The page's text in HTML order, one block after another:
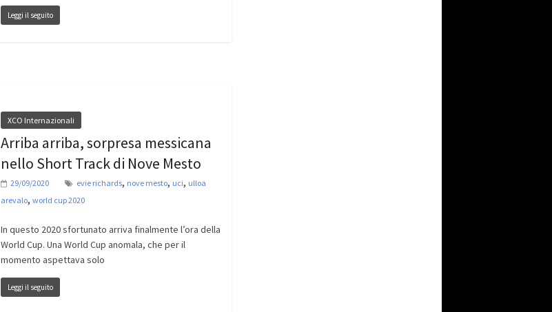
Leggi il seguito
XCO Internazionali
Arriba arriba, sorpresa messicana
nello Short Track di Nove Mesto
29/09/2020 evie richards, nove mesto, uci, ulloa
arevalo, world cup 2020
In questo 2020 sfortunato arriva finalmente l’ora della
World Cup. Una World Cup anomala, che per il
momento aspettava solo
Leggi il seguito